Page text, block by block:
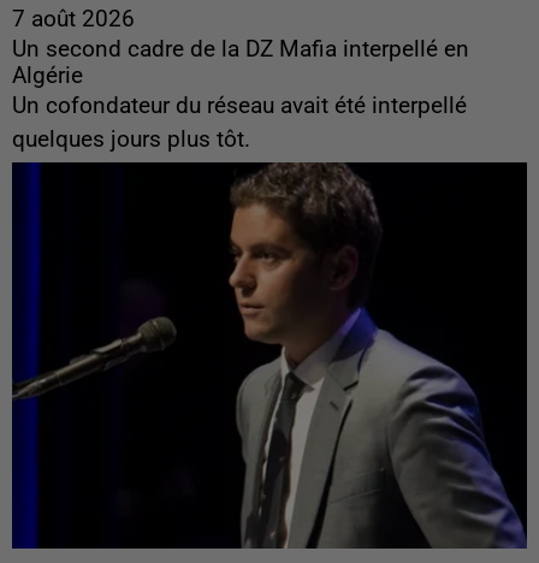
7 août 2026
Un second cadre de la DZ Mafia interpellé en
Algérie
Un cofondateur du réseau avait été interpellé
quelques jours plus tôt.